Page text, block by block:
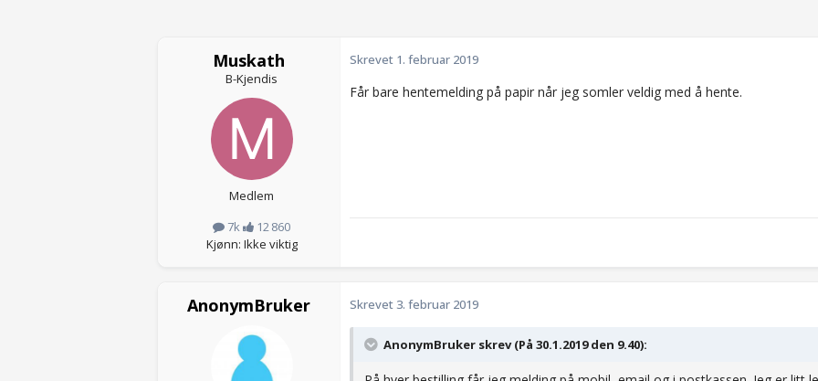
Muskath
B-Kjendis
Medlem
7k
12 860
Kjønn: Ikke viktig
Skrevet 1. februar 2019
Får bare hentemelding på papir når jeg somler veldig med å hente.
AnonymBruker Skrevet 3. februar 2019
AnonymBruker skrev (På 30.1.2019 den 9.40):